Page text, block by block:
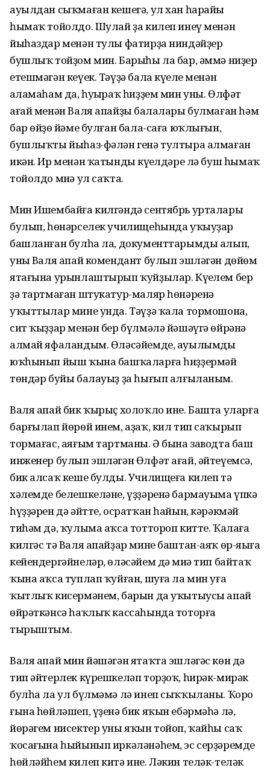
ауылдан сыҡмаған кешегә, ул хан һарайы
һымаҡ тойолдо. Шулай ҙа килеп инеү менән
йыһаздар менән тулы фатирҙа ниндәйҙер
бушлыҡ тойҙом мин. Барыһы ла бар, әммә ниҙер
етешмәгән кеүек. Тәүҙә бала күңеле менән
аңламаһам да, һуңыраҡ һиҙҙем мин уны. Өлфәт
ағай менән Валя апайҙың балалары булмаған һәм
бар өйҙөң йәме булған бала-саға юҡлығын,
бушлыҡты йыһаз-фәлән генә тултыра алмаған
икән. Ир менән ҡатындың күңелдәре лә буш һымаҡ
тойолдо миңә ул саҡта.
Мин Ишембайға килгәндә сентябрь урталары
булып, һөнәрселек училищеһында уҡыуҙар
башланған булһа ла, документтарымды алып,
уның Валя апай комендант булып эшләгән дөйөм
ятағына урынлаштырып ҡуйҙылар. Күңелем бер
ҙә тартмаған штукатур-маляр һөнәренә
уҡыттылар мине унда. Тәүҙә ҡала тормошона,
сит ҡыҙҙар менән бер бүлмәлә йәшәүгә өйрәнә
алмай яфаландым. Өләсәйемде, ауылымды
юҡһынып йыш ҡына башҡаларға һиҙҙермәй
төндәр буйы балауыҙ ҙа һығып алғыланым.
Валя апай бик ҡырыҫ холоҡло ине. Башта уларға
барғылап йөрөй инем, аҙаҡ, кил тип саҡырып
тормағас, аяғым тартманы. Ә бына заводта баш
инженер булып эшләгән Өлфәт ағай, әйтеүемсә,
бик алсаҡ кеше булды. Училищеға килеп тә
хәлемде белешкеләне, үҙҙәренә бармауыма үпкә
һүҙҙәрен дә әйтте, осратҡан һайын, кәрәкмәй
тиһәм дә, ҡулыма аҡса тоттороп китте. Ҡалаға
килгәс тә Валя апайҙар мине баштан-аяҡ өр-яңыға
кейендергәйнеләр, өләсәйем дә миңә тип байтаҡ
ҡына аҡса туплап ҡуйған, шуға ла мин уға
ҡытлыҡ кисермәнем, барын да уҡытыусы апай
өйрәткәнсә һаҡлыҡ кассаһында тоторға
тырыштым.
Валя апай мин йәшәгән ятаҡта эшләгәс көн дә
тип әйтерлек күрешкеләп торҙоҡ, һирәк-мирәк
булһа ла ул бүлмәмә лә инеп сыҡҡыланы. Ҡоро
ғына һөйләшеп, үҙенә бик яҡын ебәрмәһә лә,
йөрәгем нисектер уны яҡын тойоп, ҡайһы саҡ
ҡосағына һыйынып иркәләнәһем, эс серҙәремде
һөйләйһем килеп китә ине. Ләкин теләк-теләк